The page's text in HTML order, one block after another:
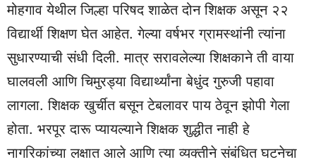
मोहगाव येथील जिल्हा परिषद शाळेत दोन शिक्षक असून २२
विद्यार्थी शिक्षण घेत आहेत. गेल्या वर्षभर ग्रामस्थांनी त्यांना
सुधारण्याची संधी दिली. मात्र सरावलेल्या शिक्षकाने ती वाया
घालवली आणि चिमुरड्या विद्यार्थ्यांना बेधुंद गुरुजी पहावा
लागला. शिक्षक खुर्चीत बसून टेबलावर पाय ठेवून झोपी गेला
होता. भरपूर दारू प्यायल्याने शिक्षक शुद्धीत नाही हे
नागरिकांच्या लक्षात आले आणि त्या व्यक्तीने संबंधित घटनेचा